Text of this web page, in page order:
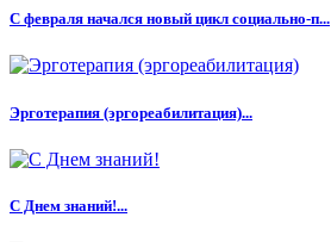
С февраля начался новый цикл социально-п...
Эрготерапия (эргореабилитация)...
С Днем знаний!...